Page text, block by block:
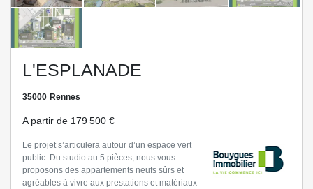
L'ESPLANADE
35000 Rennes
A partir de 179 500 €
Le projet s’articulera autour d’un espace vert
public. Du studio au 5 pièces, nous vous
proposons des appartements neufs sûrs et
agréables à vivre aux prestations et matériaux